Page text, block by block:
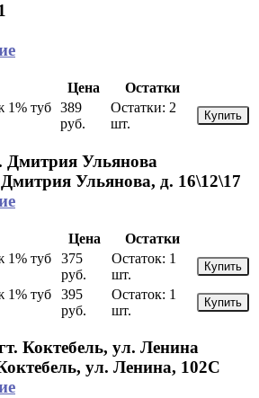
Цена
Остатки
1% туб 389
руб.
Остатки: 2
шт.
Купить
Дмитрия Ульянова
Ульянова, д. 16\12\17
Цена
Остатки
1% туб
375
руб.
Остаток: 1
шт.
Купить
1% туб
395
руб.
Остаток: 1
шт.
Купить
Коктебель, ул. Ленина
ул. Ленина, 102С